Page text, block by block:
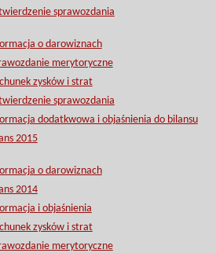
sprawozdania
o darowiznach
merytoryczne
zysków i strat
sprawozdania
dodatkwowa i objaśnienia do bilansu
2015
o darowiznach
2014
i objaśnienia
zysków i strat
merytoryczne